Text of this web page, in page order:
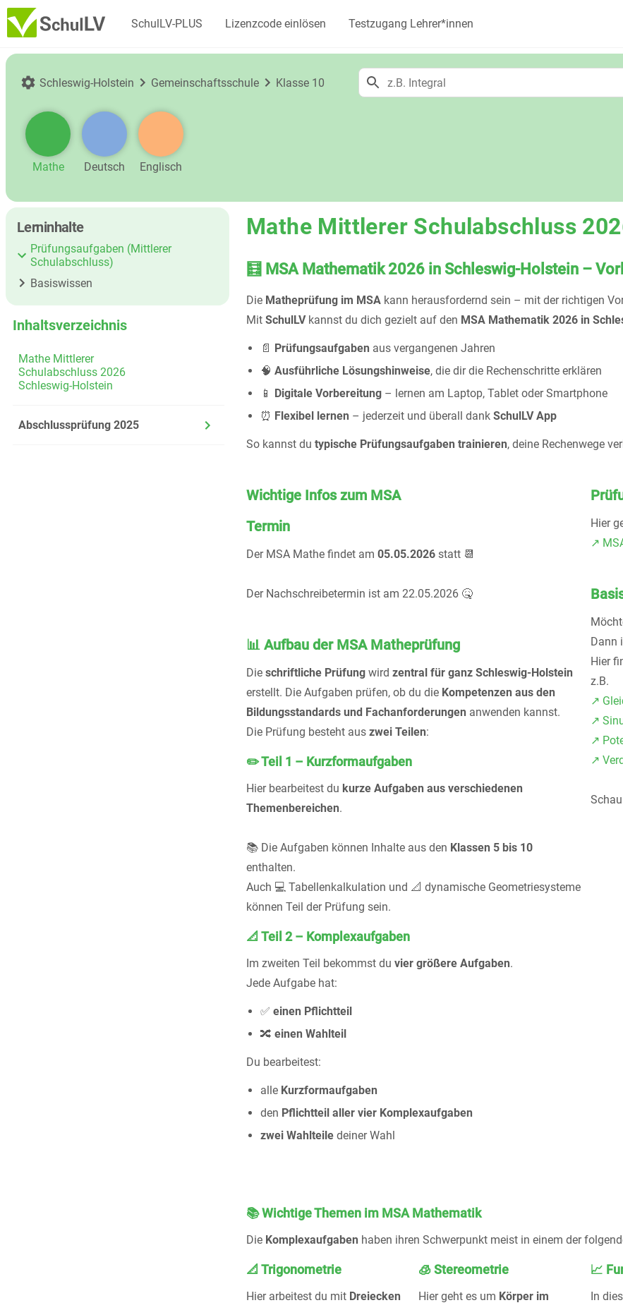
SchulLV-PLUS Lizenzcode einlösen Testzugang Lehrer*innen
Schleswig-Holstein Gemeinschaftsschule Klasse 10
Mathe Deutsch Englisch
Lerninhalte
Prüfungsaufgaben (Mittlerer
Schulabschluss)
Basiswissen
Inhaltsverzeichnis
Mathe Mittlerer
Schulabschluss 2026
Schleswig-Holstein
Abschlussprüfung 2025
Mathe Mittlerer Schulabschluss
🧮 MSA Mathematik 2026 in Schleswig-Holstein –
Die Matheprüfung im MSA kann herausfordernd sein – mit der richtigen
Mit SchulLVkannst du dich gezielt auf den MSA Mathematik 2026 in
📄 Prüfungsaufgaben aus vergangenen Jahren
🧠 Ausführliche Lösungshinweise, die dir die Rechenschritte erklären
📱 Digitale Vorbereitung – lernen am Laptop, Tablet oder Smartphone
⏰ Flexibel lernen – jederzeit und überall dank SchulLV App
So kannst du typische Prüfungsaufgaben trainieren, deine Rechenwege
Wichtige Infos zum MSA
Termin
Der MSA Mathe findet am 05.05.2026 statt 📆
Der Nachschreibetermin ist am 22.05.2026 🤒
📊 Aufbau der MSA Matheprüfung
Die schriftliche Prüfung wird zentral für ganz Schleswig-Holstein
erstellt. Die Aufgaben prüfen, ob du die Kompetenzen aus den
Bildungsstandards und Fachanforderungen anwenden kannst.
Die Prüfung besteht aus zwei Teilen:
✏️ Teil 1 – Kurzformaufgaben
Hier bearbeitest du kurze Aufgaben aus verschiedenen
Themenbereichen.
📚 Die Aufgaben können Inhalte aus den Klassen 5 bis 10
enthalten.
Auch 💻 Tabellenkalkulation und 📐 dynamische Geometriesysteme
können Teil der Prüfung sein.
📐 Teil 2 – Komplexaufgaben
Im zweiten Teil bekommst du vier größere Aufgaben.
Jede Aufgabe hat:
✅ einen Pflichtteil
🔀 einen Wahlteil
Du bearbeitest:
alle Kurzformaufgaben
den Pflichtteil aller vier Komplexaufgaben
zwei Wahlteile deiner Wahl
Hier
↗️
Dann
Hier
z.B.
↗️
↗️
↗️
↗️
📚 Wichtige Themen im MSA Mathematik
Die Komplexaufgaben haben ihren Schwerpunkt meist in einem der
📐 Trigonometrie
Hier arbeitest du mit Dreiecken
🧊 Stereometrie
Hier geht es um Körper im
📈
In